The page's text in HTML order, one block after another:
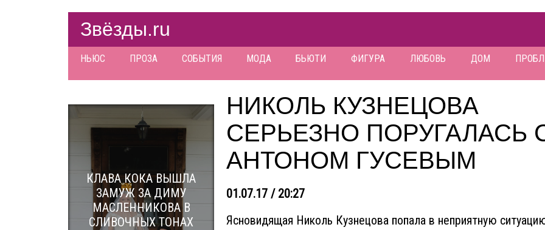
Звёзды.ru
НЬЮС ПРОЗА СОБЫТИЯ МОДА БЬЮТИ ФИГУРА ЛЮБОВЬ ДОМ
НИКОЛЬ КУЗНЕЦОВА
СЕРЬЕЗНО ПОРУГАЛАСЬ
АНТОНОМ ГУСЕВЫМ
01.07.17 / 20:27
Ясновидящая Николь Кузнецова попала в неприятную
КЛАВА КОКА ВЫШЛА
ЗАМУЖ ЗА ДИМУ
МАСЛЕННИКОВА В
СЛИВОЧНЫХ ТОНАХ